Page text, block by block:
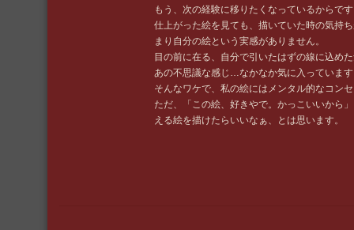
もう、次の経験に移りたくなっているからで
仕上がった絵を見ても、描いていた時の気持
まり自分の絵という実感がありません。
目の前に在る、自分で引いたはずの線に込め
あの不思議な感じ…なかなか気に入っていま
そんなワケで、私の絵にはメンタル的なコン
ただ、「この絵、好きやで。かっこいいから
える絵を描けたらいいなぁ、とは思います。